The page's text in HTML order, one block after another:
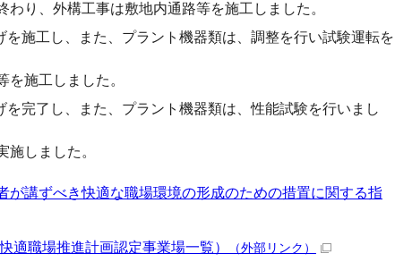
わり、外構工事は敷地内通路等を施工しました。
を施工し、また、プラント機器類は、調整を行い試験運転を
を施工しました。
完了し、また、プラント機器類は、性能試験を行いまし
施しました。
が講ずべき快適な職場環境の形成のための措置に関する指
適職場推進計画認定事業場一覧） （外部リンク）